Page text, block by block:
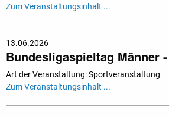
Zum Veranstaltungsinhalt ...
13.06.2026
Bundesligaspieltag Männer -
Art der Veranstaltung: Sportveranstaltung
Zum Veranstaltungsinhalt ...